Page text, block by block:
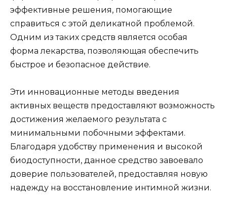
эффективные решения, помогающие
справиться с этой деликатной проблемой.
Одним из таких средств является особая
форма лекарства, позволяющая обеспечить
быстрое и безопасное действие.
Эти инновационные методы введения
активных веществ предоставляют возможность
достижения желаемого результата с
минимальными побочными эффектами.
Благодаря удобству применения и высокой
биодоступности, данное средство завоевало
доверие пользователей, предоставляя новую
надежду на восстановление интимной жизни.